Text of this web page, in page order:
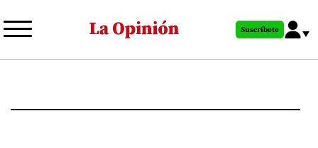
al
principal
Suscríbete